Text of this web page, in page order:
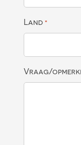
Land *
Vraag/